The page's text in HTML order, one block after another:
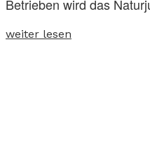
Betrieben wird das
weiter lesen